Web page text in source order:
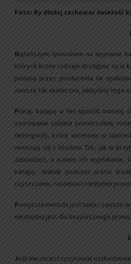
Foto: By dłużej zachować
Najtańszym sposobem na wypranie
których liczne rodzaje dostępne są w
podaną przez producenta na
zawsze tak skuteczna, jakbyśmy tego
Piorąc kanapę w ten sposób musimy
szorowanie osłabia powierzchnię
detergenty, które wcieramy w
mieszają się z brudem. Tak, jak w
zabrudzeń, a potem ich
kanapy. Jednak podczas prania
czyszczeniu, natomiast nietrudno
Powyższa metoda jest tania i zawsze
niezbędna jest dla bezpiecznego prania
Jeśli nie chcesz ryzykować